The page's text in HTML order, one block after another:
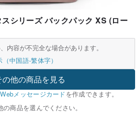
シリーズ バックパック XS (ロー
内容が不完全な場合があります。
中国語-繁体字）
の他の商品を見る
Webメッセージカードを作成できます。
商品を選んでください。